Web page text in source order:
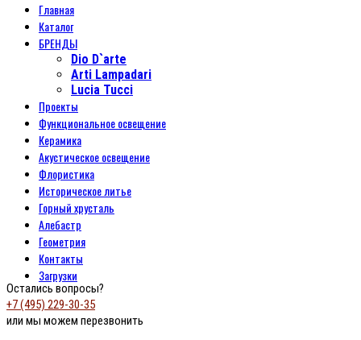
Главная
Каталог
БРЕНДЫ
Dio D`arte
Arti Lampadari
Lucia Tucci
Проекты
Функциональное освещение
Керамика
Акустическое освещение
Флористика
Историческое литье
Горный хрусталь
Алебастр
Геометрия
Контакты
Загрузки
Остались вопросы?
+7 (495) 229-30-35
или мы можем перезвонить